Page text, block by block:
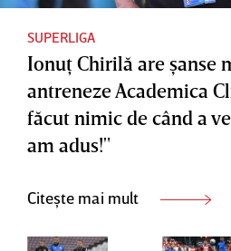
SUPERLIGA
Ionuţ Chirilă are şanse
antreneze Academica
făcut nimic de când a
am adus!"
Citește mai mult